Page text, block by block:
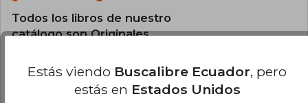
Todos los libros de nuestro
catálogo son Originales.
¿En qué Idioma está escrito el
Estás viendo Buscalibre Ecuador, pero
estás en Estados Unidos